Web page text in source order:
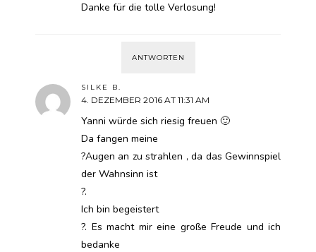
Danke für die tolle Verlosung!
ANTWORTEN
SILKE B.
4. DEZEMBER 2016 AT 11:31 AM
Yanni würde sich riesig freuen 🙂
Da fangen meine
?Augen an zu strahlen , da das Gewinnspiel
der Wahnsinn ist
?.
Ich bin begeistert
?. Es macht mir eine große Freude und ich
bedanke